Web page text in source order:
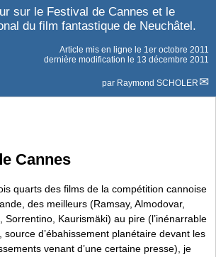
sur le Festival de Cannes et le
du film fantastique de Neuchâtel.
Article mis en ligne le 1er octobre 2011
dernière modification le 13 décembre 2011
par Raymond SCHOLER
Cannes
quarts des films de la compétition cannoise
des meilleurs (Ramsay, Almodovar,
Sorrentino, Kaurismäki) au pire (l’inénarrable
source d’ébahissement planétaire devant les
venant d’une certaine presse), je